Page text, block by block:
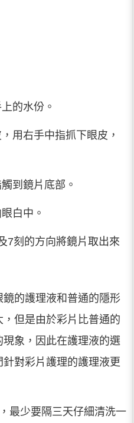
的水份。
用右手中指抓下眼皮，
到鏡片底部。
白中。
7刻的方向將鏡片取出來
的護理液和普通的隱形
但是由於彩片比普通的
象，因此在護理液的選
對彩片護理的護理液更
最少要隔三天仔細清洗一